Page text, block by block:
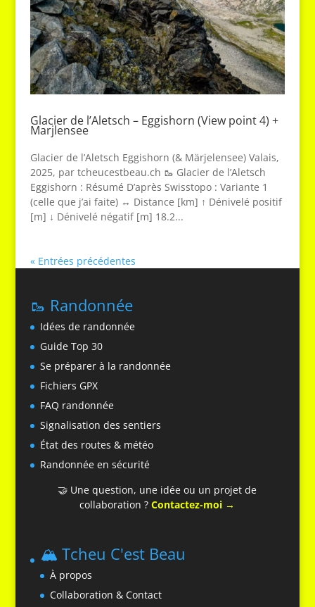
Glacier de l’Aletsch – Eggishorn (View point 4) +
Marjlensee
Glacier de l’Aletsch Eggishorn (& Märjelensee) Valais,
2025, par tcheucestbeau.ch 🥾 Glacier de l’Aletsch
Eggishorn : Résumé D’après Swisstopo : Variante 1
(celle que j’ai faite) ↔ Distance [km] ↑ Dénivelé positif
[m] ↓ Dénivelé négatif [m] 18.2...
« Entrées précédentes
🥾 Randonnée
Idées de randonnée
Guide Top 30
Se préparer à la randonnée
Fichiers GPX
FAQ randonnée
Signalisation des sentiers
État des routes & météo
Randonnée en sécurité
🤝 Une question, une idée ou un projet de
collaboration ?Contactez-moi →
🏔️ Tcheu C'est Beau
À propos
Collaboration & Contact